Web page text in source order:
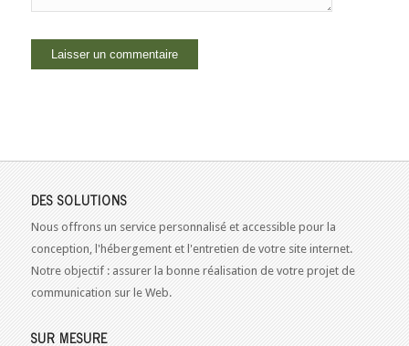
DES SOLUTIONS
Nous offrons un service personnalisé et accessible pour la
conception, l'hébergement et l'entretien de votre site internet.
Notre objectif : assurer la bonne réalisation de votre projet de
communication sur le Web.
SUR MESURE